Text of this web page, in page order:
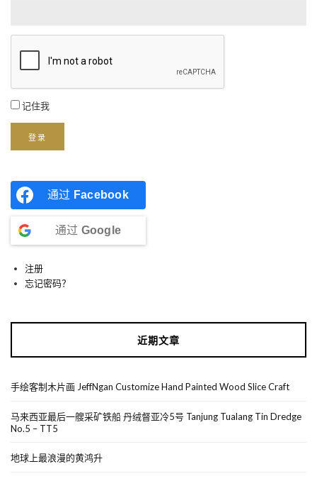
记住我
登录
通过 Facebook
通过 Google
注册
忘记密码？
近期文章
手绘客制木片画 JeffNgan Customize Hand Painted Wood Slice Craft
马来西亚最后一艘采矿铁船 丹绒督亚冷5号 Tanjung Tualang Tin Dredge
No.5 – TT5
地球上最浪漫的黄鸿升